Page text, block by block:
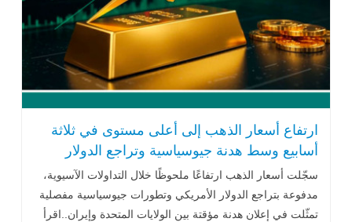
ارتفاع أسعار الذهب إلى أعلى مستوى في ثلاثة
أسابيع وسط هدنة جيوسياسية وتراجع الدولار
سجّلت أسعار الذهب ارتفاعًا ملحوظًا خلال التداولات الآسيوية،
مدفوعة بتراجع الدولار الأمريكي وتطورات جيوسياسية مفصلية
تمثّلت في إعلان هدنة مؤقتة بين الولايات المتحدة وإيران..اقرأ